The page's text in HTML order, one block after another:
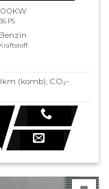
PS
Benzin
Kraftstoff
(komb), CO₂-